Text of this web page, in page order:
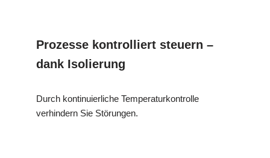
Prozesse kontrolliert steuern –
dank Isolierung
Durch kontinuierliche Temperaturkontrolle
verhindern Sie Störungen.